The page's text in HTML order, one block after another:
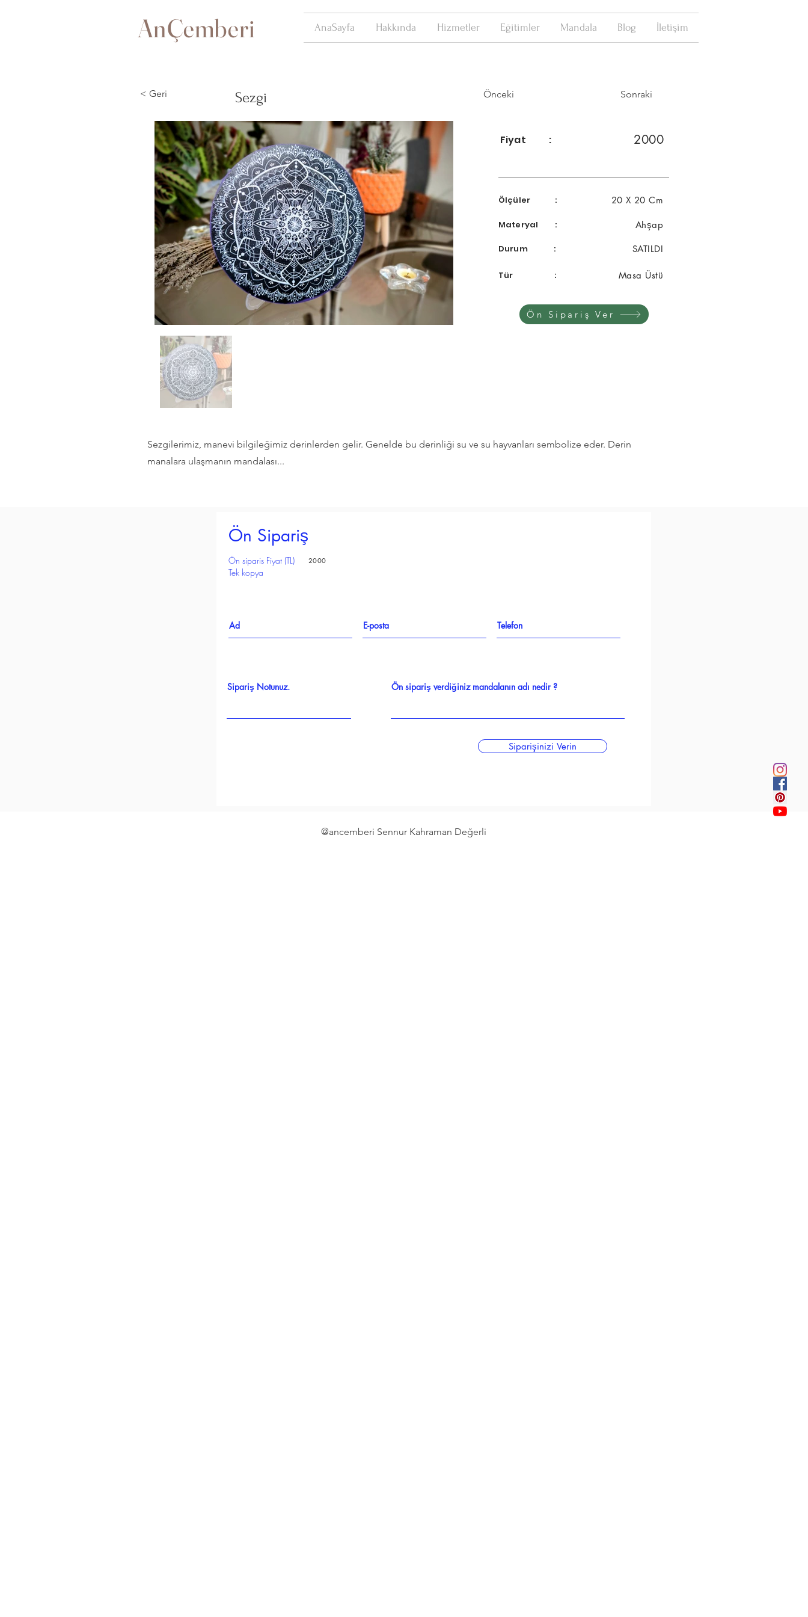
AnÇemberi AnaSayfa Hakkında Hizmetler Eğitimler Mandala Blog İletişim
< Geri Sezgi Önceki Sonraki
Fiyat : 2000
Ölçüler :
Materyal :
Durum :
Tür :
20 X 20 Cm
Ahşap
SATILDI
Masa Üstü
Ön Sipariş Ver
Sezgilerimiz, manevi bilgileğimiz derinlerden gelir. Genelde bu derinliği su ve su hayvanları sembolize eder. Derin
manalara ulaşmanın mandalası...
Ön Sipariş
Ön siparis Fiyat (TL)
Tek kopya
2000
Siparişinizi Verin
@ancemberi Sennur Kahraman Değerli